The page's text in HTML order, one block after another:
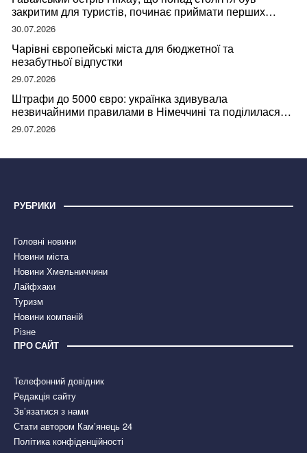
закритим для туристів, починає приймати перших
відвідувачів
30.07.2026
Чарівні європейські міста для бюджетної та
незабутньої відпустки
29.07.2026
Штрафи до 5000 євро: українка здивувала
незвичайними правилами в Німеччині та поділилася
правдою
29.07.2026
РУБРИКИ
Головні новини
Новини міста
Новини Хмельниччини
Лайфхаки
Туризм
Новини компаній
Різне
ПРО САЙТ
Телефонний довідник
Редакція сайту
Зв’язатися з нами
Стати автором Кам’янець 24
Політика конфіденційності